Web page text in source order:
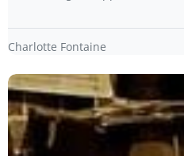
Charlotte Fontaine